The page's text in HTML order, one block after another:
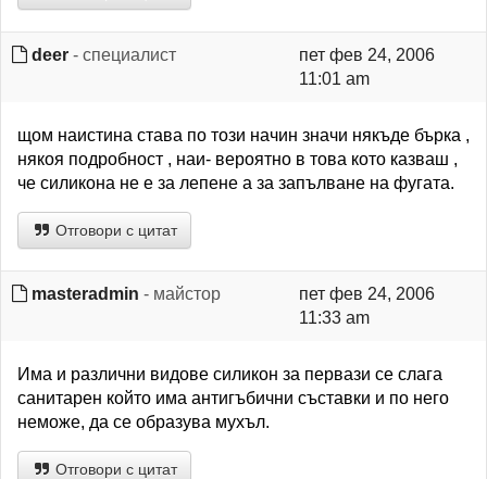
deer - специалист
пет фев 24, 2006
11:01 am
щом наистина става по този начин значи някъде бърка ,
някоя подробност , наи- вероятно в това кото казваш ,
че силикона не е за лепене а за запълване на фугата.
Отговори с цитат
masteradmin - майстор
пет фев 24, 2006
11:33 am
Има и различни видове силикон за первази се слага
санитарен който има антигъбични съставки и по негo
неможе, да се образува мухъл.
Отговори с цитат